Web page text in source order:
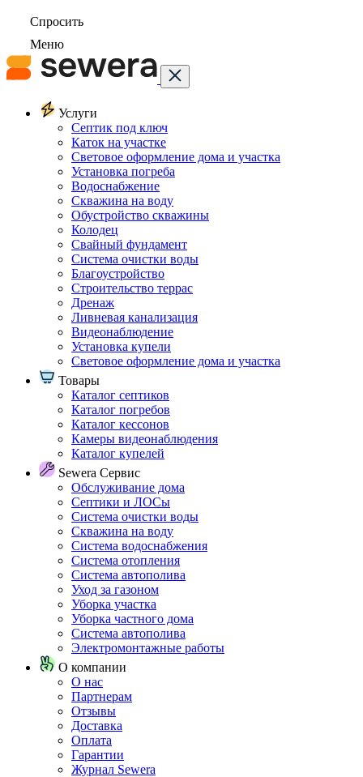
Спросить
Меню
Услуги
Септик под ключ
Каток на участке
Световое оформление дома и участка
Установка погреба
Водоснабжение
Скважина на воду
Обустройство скважины
Колодец
Свайный фундамент
Система очистки воды
Благоустройство
Строительство террас
Дренаж
Ливневая канализация
Видеонаблюдение
Установка купели
Световое оформление дома и участка
Товары
Каталог септиков
Каталог погребов
Каталог кессонов
Камеры видеонаблюдения
Каталог купелей
Sewera Сервис
Обслуживание дома
Септики и ЛОСы
Система очистки воды
Скважина на воду
Система водоснабжения
Система отопления
Система автополива
Уход за газоном
Уборка участка
Уборка частного дома
Система автополива
Электромонтажные работы
О компании
О нас
Партнерам
Отзывы
Доставка
Оплата
Гарантии
Журнал Sewera